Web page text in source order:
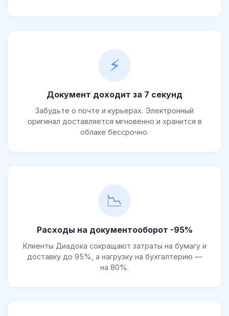
⚡
Документ доходит за 7 секунд
Забудьте о почте и курьерах. Электронный
оригинал доставляется мгновенно и хранится в
облаке бессрочно.
📉
Расходы на документооборот -95%
Клиенты Диадока сокращают затраты на бумагу и
доставку до 95%, а нагрузку на бухгалтерию —
на 80%.